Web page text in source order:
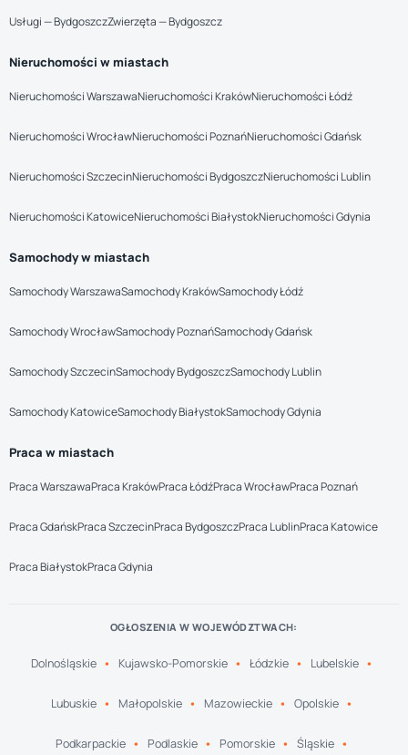
Usługi — BydgoszczZwierzęta — Bydgoszcz
Nieruchomości w miastach
Nieruchomości WarszawaNieruchomości KrakówNieruchomości Łódź
Nieruchomości WrocławNieruchomości PoznańNieruchomości Gdańsk
Nieruchomości SzczecinNieruchomości BydgoszczNieruchomości Lublin
Nieruchomości KatowiceNieruchomości BiałystokNieruchomości Gdynia
Samochody w miastach
Samochody WarszawaSamochody KrakówSamochody Łódź
Samochody WrocławSamochody PoznańSamochody Gdańsk
Samochody SzczecinSamochody BydgoszczSamochody Lublin
Samochody KatowiceSamochody BiałystokSamochody Gdynia
Praca w miastach
Praca WarszawaPraca KrakówPraca ŁódźPraca WrocławPraca Poznań
Praca GdańskPraca SzczecinPraca BydgoszczPraca LublinPraca Katowice
Praca BiałystokPraca Gdynia
OGŁOSZENIA W WOJEWÓDZTWACH:
Dolnośląskie Kujawsko-Pomorskie Łódzkie Lubelskie
Lubuskie Małopolskie Mazowieckie Opolskie
Podkarpackie Podlaskie Pomorskie Śląskie